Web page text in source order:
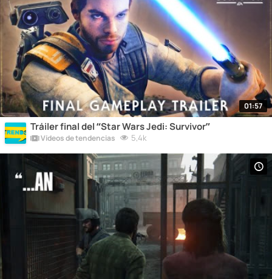
01:57
Tráiler final del “Star Wars Jedi: Survivor”
Vídeos de tendencias 5,4k